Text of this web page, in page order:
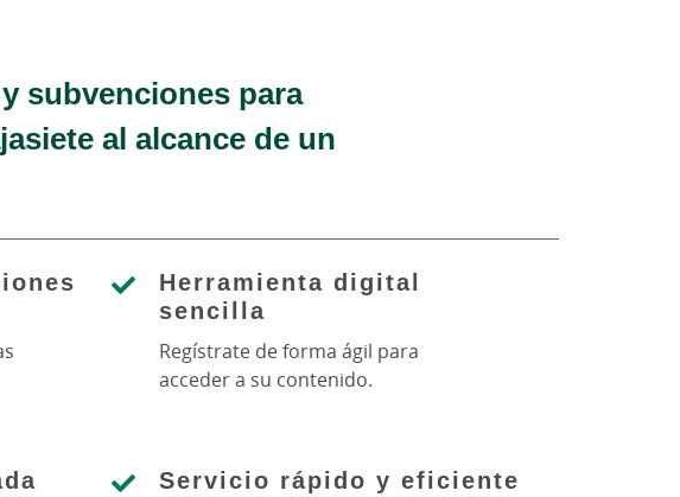
subvenciones para
al alcance de un
Herramienta digital
sencilla
Regístrate de forma ágil para
acceder a su contenido.
Servicio rápido y eficiente